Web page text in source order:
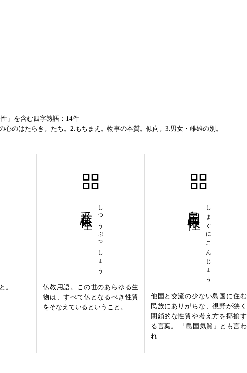
性」を含む四字熟語：14件
心のはたらき。たち。2.もちまえ。物事の本質。傾向。3.男女・雌雄の別。
。
しつうぶっしょう
仏教用語。この世のあらゆる生
物は、すべて仏となるべき性質
をそなえているということ。
しまぐにこんじょう
他国と交流の少ない島国に住む
民族にありがちな、視野が狭く
閉鎖的な性質や考え方を揶揄す
る言葉。 「島国気質」とも言わ
れ...